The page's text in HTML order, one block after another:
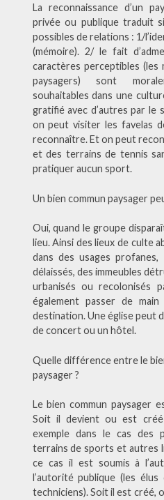
La reconnaissance d’un
privée ou publique traduit
possibles de relations : 1/
(mémoire). 2/ le fait
caractères perceptibles
paysagers) sont
souhaitables dans une
gratifié avec d’autres par le
on peut visiter les favelas
reconnaître. Et on peut
et des terrains de tennis
pratiquer aucun sport.
Un bien commun paysager
Oui, quand le groupe
lieu. Ainsi des lieux de culte
dans des usages
délaissés, des immeubles
urbanisés ou recolonisés
également passer de
destination. Une église peut
de concert ou un hôtel.
Quelle différence entre le
paysager ?
Le bien commun paysager
Soit il devient ou est créé
exemple dans le cas des
terrains de sports et autres
ce cas il est soumis à
l’autorité publique (les
techniciens). Soit il est créé,